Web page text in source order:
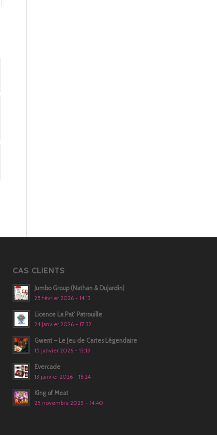
CAS CLIENTS
Jumbo Group (Nathan & Dujardin)
25 février 2026 - 14:13
Licence La Pat’ Patrouille
24 janvier 2026 - 17:32
Gwent – Le Jeu de Cartes Légendaire
15 janvier 2026 - 13:13
Evercade
13 janvier 2026 - 16:24
King of Meat
25 novembre 2025 - 14:40